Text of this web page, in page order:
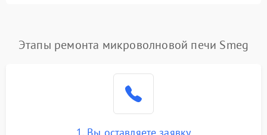
Появление запаха гари Подробнее →
2200 ₽
Этапы ремонта микроволновой печи Smeg